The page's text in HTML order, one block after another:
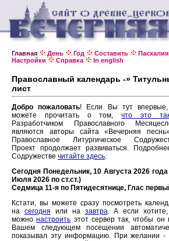
Главная День Год Составить Пасхалия
Настройки
Справка In english
Православный календарь -»
лист
Добро пожаловать! Если Вы тут
можете прочитать о том,что это
Разработчиком Православного
являются авторы сайта «Вечерняя
Православное Литургическое
Проект продолжает развиваться.
Содружестве читайте здесь.
Сегодня Понедельник, 10 Августа 2026 года
Июля 2026 по ст.ст.)
Седмица 11-я по Пятидесятнице, Глас
Кстати, вы можете сразу посмотреть
на сегодня или на завтра. А если
можнонастроить этот сервер так, чтобы он
Вашем следующем посещении
показывал эту информацию. При желании -